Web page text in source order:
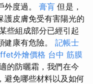
外度過。 膏肓 但是，
護皮膚免受有害陽光的
些組成部分已經引起
健康有危險。 記帳士
外燴價格 台中 筋膜
的防曬霜，我們在今
避免哪些材料以及如何